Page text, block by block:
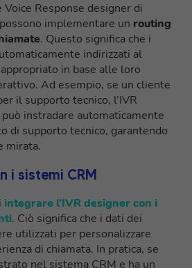
Voice Response designer di
implementare un routing
. Questo significa che i
indirizzati al
in base alle loro
Ad esempio, se un cliente
il supporto tecnico, l’IVR
instradare automaticamente
di supporto tecnico, garantendo
mirata.
i sistemi CRM
integrare l’IVR designer con i
. Ciò significa che i dati dei
utilizzati per personalizzare
di chiamata. In pratica, se
nel sistema CRM e ha un